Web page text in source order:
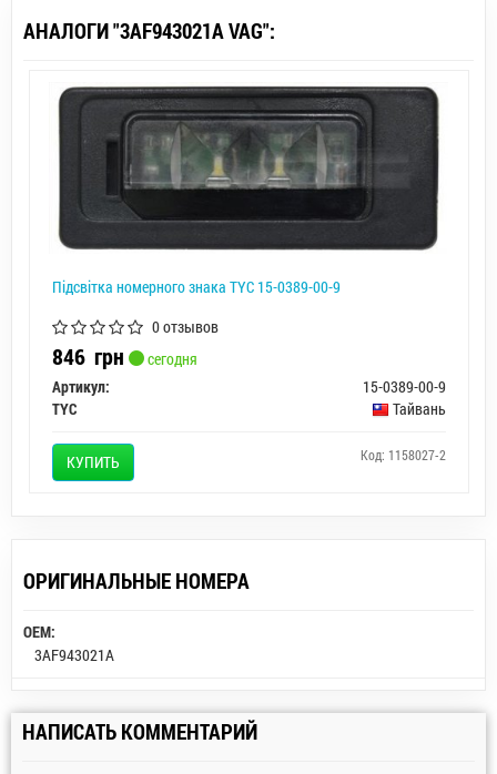
АНАЛОГИ "3AF943021A VAG":
Підсвітка номерного знака TYC 15-0389-00-9
0 отзывов
846 грн
сегодня
Артикул:
15-0389-00-9
TYC
Тайвань
КУПИТЬ Код: 1158027-2
ОРИГИНАЛЬНЫЕ НОМЕРА
OEM:
3AF943021A
НАПИСАТЬ КОММЕНТАРИЙ